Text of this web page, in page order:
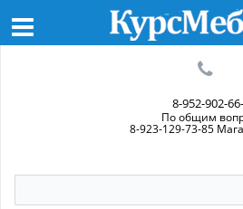
8-952-902-
По общим
8-923-129-73-85